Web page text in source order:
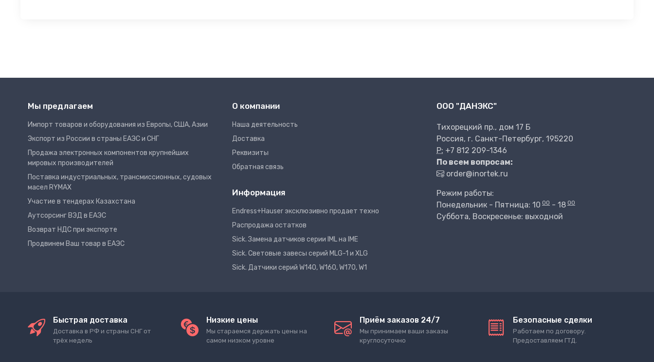
Мы предлагаем
Импорт товаров и оборудования из Европы, США, Азии
Экспорт из России в страны ЕАЭС и СНГ
Продажа электронных компонентов крупнейших
мировых производителей
Поставка индустриальных, трансмиссионных, судовых
масел RYMAX
Участие в тендерах Казахстана
Аутсорсинг ВЭД в ЕАЭС
Возврат НДС при экспорте
Продвинем Ваш товар в ЕАЭС
О компании
Наша деятельность
Доставка
Реквизиты
Обратная связь
Информация
Endress+Hauser эксклюзивно продает техно
Распродажа остатков
Sick. Замена датчиков серии IML на IME
Sick. Световые завесы серий MLG-1 и XLG
Sick. Датчики серий W140, W160, W170, W1
ООО "ДАНЭКС"
Тихорецкий пр., дом 17 Б
Россия, г. Санкт-Петербург, 195220
P: +7 812 209-1346
По всем вопросам:
order@inortek.ru
Режим работы:
Понедельник - Пятница: 10 00 - 18 00
Суббота, Воскресенье: выходной
Быстрая доставка
Доставка в РФ и страны СНГ от
трёх недель
Низкие цены
Мы стараемся держать цены на
самом низком уровне
Приём заказов 24/7
Мы принимаем ваши заказы
круглосуточно
Безопасные сделки
Работаем по договору.
Предоставляем ГТД.